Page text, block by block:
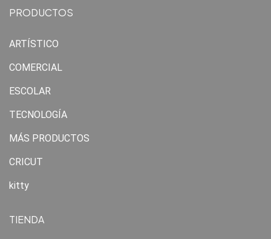
PRODUCTOS
ARTÍSTICO
COMERCIAL
ESCOLAR
TECNOLOGÍA
MÁS PRODUCTOS
CRICUT
kitty
TIENDA